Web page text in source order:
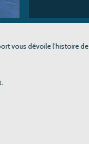
vous dévoile l’histoire